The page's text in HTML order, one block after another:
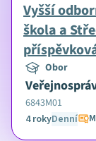
Vyšší
škola a
Obor
6843M01
4 rokyDenní